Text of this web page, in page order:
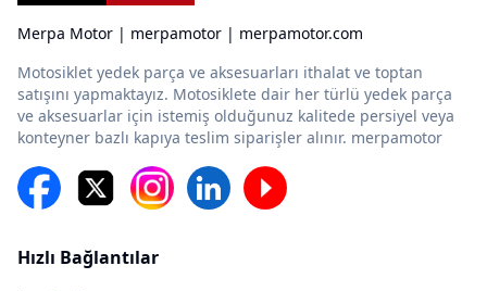
Merpa Motor | merpamotor | merpamotor.com
Motosiklet yedek parça ve aksesuarları ithalat ve toptan
satışını yapmaktayız. Motosiklete dair her türlü yedek parça
ve aksesuarlar için istemiş olduğunuz kalitede persiyel veya
konteyner bazlı kapıya teslim siparişler alınır. merpamotor
Hızlı Bağlantılar